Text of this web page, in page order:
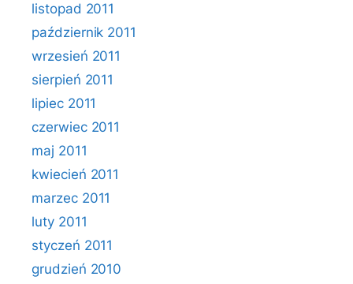
listopad 2011
październik 2011
wrzesień 2011
sierpień 2011
lipiec 2011
czerwiec 2011
maj 2011
kwiecień 2011
marzec 2011
luty 2011
styczeń 2011
grudzień 2010